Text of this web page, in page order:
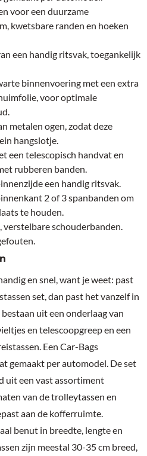
voor een duurzame
kwetsbare randen en hoeken
een handig ritsvak, toegankelijk
binnenvoering met een extra
voor optimale
metalen ogen, zodat deze
hangslotje.
een telescopisch handvat en
rubberen banden.
een handig ritsvak.
2 of 3 spanbanden om
te houden.
verstelbare schouderbanden.
en snel, want je weet: past
set, dan past het vanzelf in
uit een onderlaag van
en telescoopgreep en een
Een Car-Bags
gemaakt per automodel. De set
uit een vast assortiment
van de trolleytassen en
aan de kofferruimte.
benut in breedte, lengte en
zijn meestal 30-35 cm breed,